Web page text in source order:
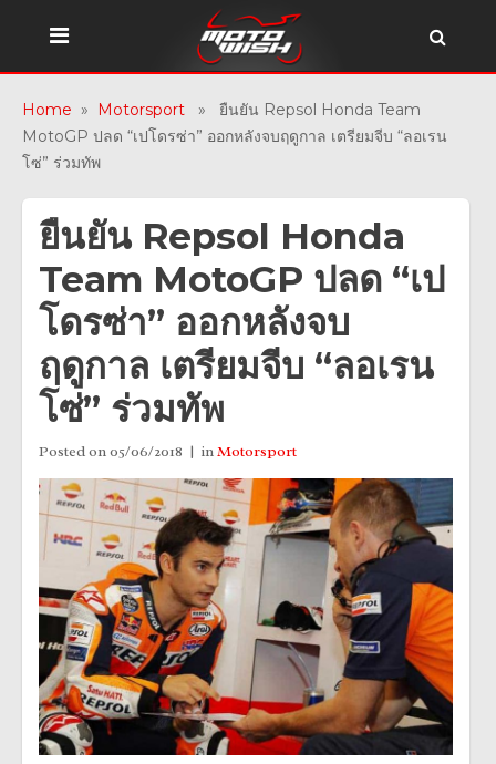
Home » Motorsport » ยืนยัน Repsol Honda Team
MotoGP ปลด “เปโดรซ่า” ออกหลังจบฤดูกาล เตรียมจีบ “ลอเรน
โซ่” ร่วมทัพ
ยืนยัน Repsol Honda
Team MotoGP ปลด “เป
โดรซ่า” ออกหลังจบ
ฤดูกาล เตรียมจีบ “ลอเรน
โซ่” ร่วมทัพ
Posted on05/06/2018 inMotorsport